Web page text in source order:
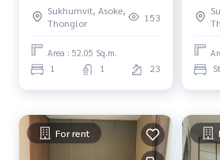
ศูนย์ประชุมแห่งชาติสิริกิติ์ : 2.4 กม.
สวนเบญจสิริ : 850 ม.
สวนเบญจกิติ : 3.4 กม
🍥การเดินทาง 🍥
BTS Phromphong 800 M
----------------------------------------
You can inbox or dm to ask more
Sukhumvit, Asoke,
Thonglor
153
Area : 52.05 Sq.m.
1 1 23
For rent